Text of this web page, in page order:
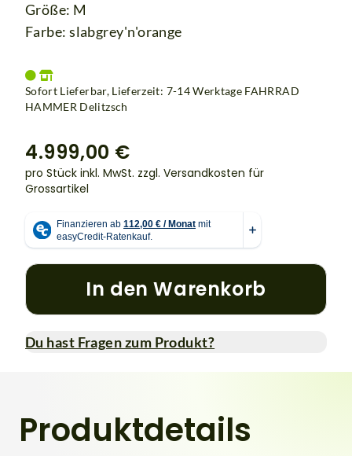
Größe: M
Farbe: slabgrey'n'orange
Sofort Lieferbar, Lieferzeit: 7-14 Werktage FAHRRAD
HAMMER Delitzsch
4.999,00 €
pro Stück inkl. MwSt. zzgl. Versandkosten für
Grossartikel
In den Warenkorb
Du hast Fragen zum Produkt?
Produktdetails